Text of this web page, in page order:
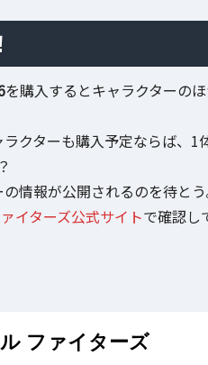
を購入するとキャラクターの
クターも購入予定ならば、1
情報が公開されるのを待とう
イターズ公式サイトで確認し
ファイターズ